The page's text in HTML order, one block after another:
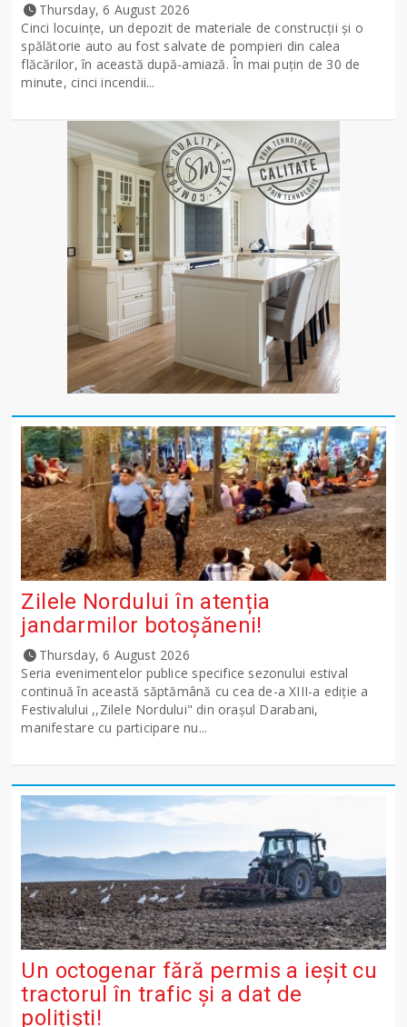
Thursday, 6 August 2026
Cinci locuințe, un depozit de materiale de construcții și o
spălătorie auto au fost salvate de pompieri din calea
flăcărilor, în această după-amiază. În mai puțin de 30 de
minute, cinci incendii...
Zilele Nordului în atenția
jandarmilor botoșăneni!
Thursday, 6 August 2026
Seria evenimentelor publice specifice sezonului estival
continuă în această săptămână cu cea de-a XIII-a ediție a
Festivalului ,,Zilele Nordului" din orașul Darabani,
manifestare cu participare nu...
Un octogenar fără permis a ieșit cu
tractorul în trafic și a dat de
polițiști!